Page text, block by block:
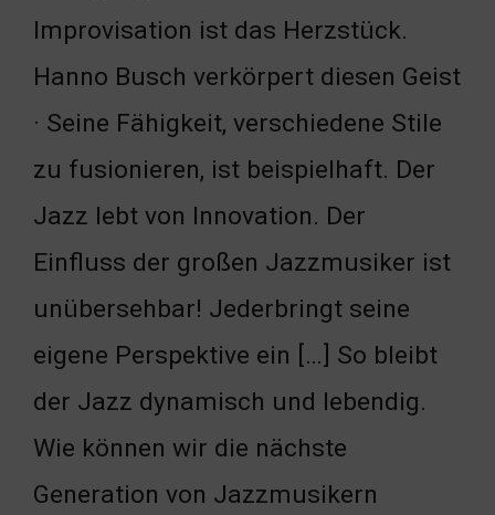
Improvisation ist das Herzstück.
Hanno Busch verkörpert diesen Geist
· Seine Fähigkeit, verschiedene Stile
zu fusionieren, ist beispielhaft. Der
Jazz lebt von Innovation. Der
Einfluss der großen Jazzmusiker ist
unübersehbar! Jederbringt seine
eigene Perspektive ein […] So bleibt
der Jazz dynamisch und lebendig.
Wie können wir die nächste
Generation von Jazzmusikern